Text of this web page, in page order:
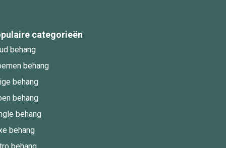
categorieën
behang
behang
behang
behang
behang
behang